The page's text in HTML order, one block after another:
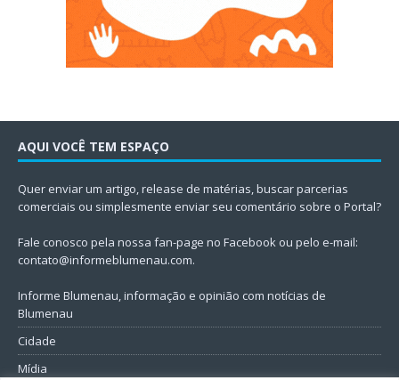
AQUI VOCÊ TEM ESPAÇO
Quer enviar um artigo, release de matérias, buscar parcerias
comerciais ou simplesmente enviar seu comentário sobre o Portal?
Fale conosco pela nossa fan-page no Facebook ou pelo e-mail:
contato@informeblumenau.com.
Informe Blumenau, informação e opinião com notícias de
Blumenau
Cidade
Mídia